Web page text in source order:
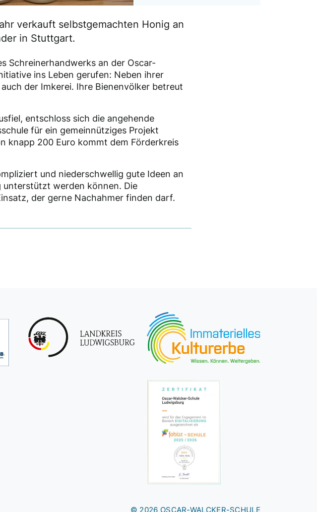
verkauft selbstgemachten Honig an
in Stuttgart.
Schreinerhandwerks an der Oscar-
ins Leben gerufen: Neben ihrer
der Imkerei. Ihre Bienenvölker betreut
entschloss sich die angehende
für ein gemeinnütziges Projekt
knapp 200 Euro kommt dem Förderkreis
und niederschwellig gute Ideen an
unterstützt werden können. Die
der gerne Nachahmer finden darf.
© 2026 OSCAR-WALCKER-SCHULE